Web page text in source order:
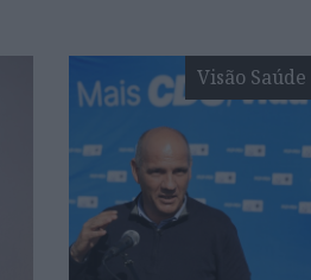
Visão Saúde